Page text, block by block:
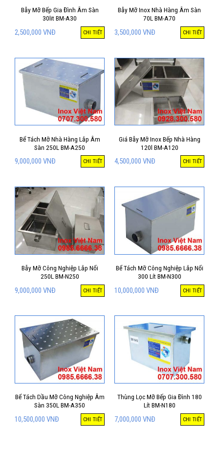
Bẫy Mỡ Bếp Gia Đình Âm Sàn
30lit BM-A30
2,500,000 VNĐ CHI TIẾT
Bẫy Mỡ Inox Nhà Hàng Âm Sàn
70L BM-A70
3,500,000 VNĐ CHI TIẾT
Bể Tách Mỡ Nhà Hàng Lắp Âm
Sàn 250L BM-A250
9,000,000 VNĐ CHI TIẾT
Giá Bẫy Mỡ Inox Bếp Nhà Hàng
120l BM-A120
4,500,000 VNĐ CHI TIẾT
Bẫy Mỡ Công Nghiệp Lắp Nổi
250L BM-N250
9,000,000 VNĐ CHI TIẾT
Bể Tách Mỡ Công Nghiệp Lắp Nổi
300 Lít BM-N300
10,000,000 VNĐ CHI TIẾT
Bể Tách Dầu Mỡ Công Nghiệp Âm
Sàn 350L BM-A350
10,500,000 VNĐ CHI TIẾT
Thùng Lọc Mỡ Bếp Gia Đình 180
Lít BM-N180
7,000,000 VNĐ CHI TIẾT